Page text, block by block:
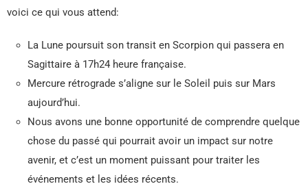
voici ce qui vous attend:
La Lune poursuit son transit en Scorpion qui passera en
Sagittaire à 17h24 heure française.
Mercure rétrograde s’aligne sur le Soleil puis sur Mars
aujourd’hui.
Nous avons une bonne opportunité de comprendre quelque
chose du passé qui pourrait avoir un impact sur notre
avenir, et c’est un moment puissant pour traiter les
événements et les idées récents.